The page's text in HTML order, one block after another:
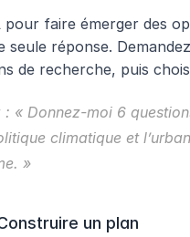
pour faire émerger des
seule réponse.
de recherche, puis
: « Donnez-moi 6
climatique et
»
un plan